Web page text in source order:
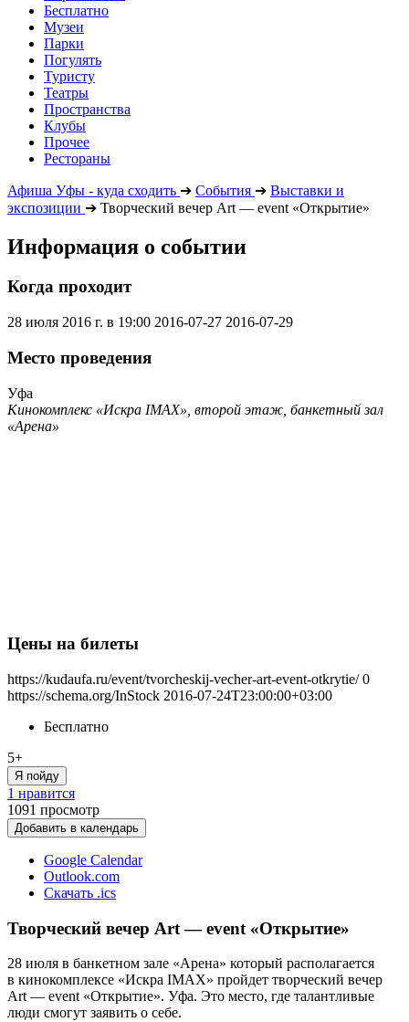
Бесплатно
Музеи
Парки
Погулять
Туристу
Театры
Пространства
Клубы
Прочее
Рестораны
Афиша Уфы - куда сходить ➔ События ➔ Выставки и
экспозиции ➔ Творческий вечер Art — event «Открытие»
Информация о событии
Когда проходит
28 июля 2016 г. в 19:00 2016-07-27 2016-07-29
Место проведения
Уфа
Кинокомплекс «Искра IMAX», второй этаж, банкетный зал
«Арена»
Цены на билеты
https://kudaufa.ru/event/tvorcheskij-vecher-art-event-otkrytie/ 0
https://schema.org/InStock 2016-07-24T23:00:00+03:00
Бесплатно
5+
Я пойду
1 нравится
1091 просмотр
Добавить в календарь
Google Calendar
Outlook.com
Скачать .ics
Творческий вечер Art — event «Открытие»
28 июля в банкетном зале «Арена» который располагается
в кинокомплексе «Искра IMAX» пройдет творческий вечер
Art — event «Открытие». Уфа. Это место, где талантливые
люди смогут заявить о себе.